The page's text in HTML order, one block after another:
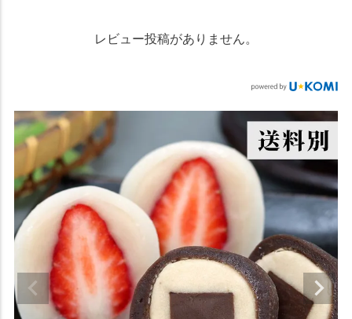
レビュー投稿がありません。